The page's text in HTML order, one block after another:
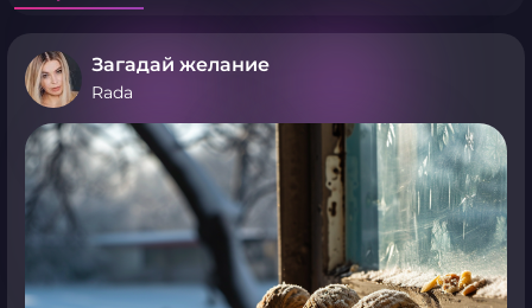
Загадай желание
Rada